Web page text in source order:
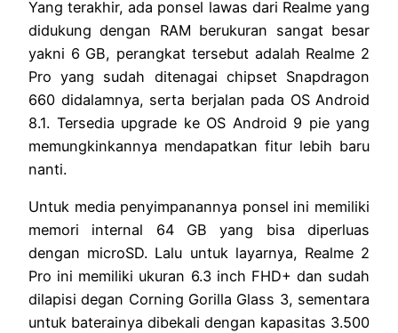
Yang terakhir, ada ponsel lawas dari Realme yang
didukung dengan RAM berukuran sangat besar
yakni 6 GB, perangkat tersebut adalah Realme 2
Pro yang sudah ditenagai chipset Snapdragon
660 didalamnya, serta berjalan pada OS Android
8.1. Tersedia upgrade ke OS Android 9 pie yang
memungkinkannya mendapatkan fitur lebih baru
nanti.
Untuk media penyimpanannya ponsel ini memiliki
memori internal 64 GB yang bisa diperluas
dengan microSD. Lalu untuk layarnya, Realme 2
Pro ini memiliki ukuran 6.3 inch FHD+ dan sudah
dilapisi degan Corning Gorilla Glass 3, sementara
untuk baterainya dibekali dengan kapasitas 3.500